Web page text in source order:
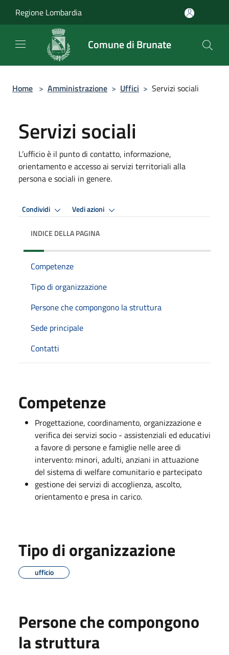
Regione Lombardia
Comune di Brunate
Home > Amministrazione > Uffici > Servizi sociali
Servizi sociali
L’ufficio è il punto di contatto, informazione,
orientamento e accesso ai servizi territoriali alla
persona e sociali in genere.
Condividi Vedi azioni
INDICE DELLA PAGINA
Competenze
Tipo di organizzazione
Persone che compongono la struttura
Sede principale
Contatti
Competenze
Progettazione, coordinamento, organizzazione e
verifica dei servizi socio - assistenziali ed educativi
a favore di persone e famiglie nelle aree di
intervento: minori, adulti, anziani in attuazione
del sistema di welfare comunitario e partecipato
gestione dei servizi di accoglienza, ascolto,
orientamento e presa in carico.
Tipo di organizzazione
ufficio
Persone che compongono
la struttura